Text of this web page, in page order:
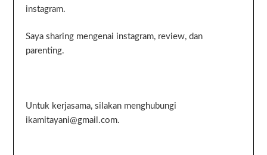
instagram.
Saya sharing mengenai instagram, review, dan
parenting.
Untuk kerjasama, silakan menghubungi
ikamitayani@gmail.com.